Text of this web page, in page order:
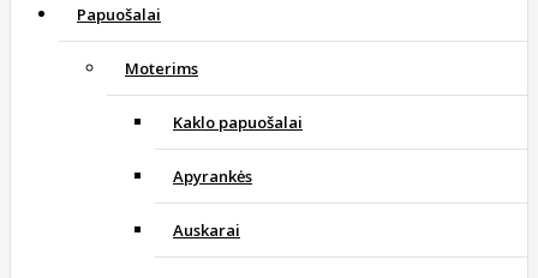
Papuošalai
Moterims
Kaklo papuošalai
Apyrankės
Auskarai